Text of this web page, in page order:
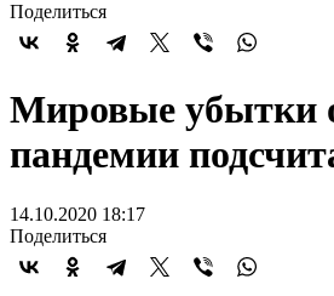
Поделиться
Мировые убытки
пандемии
14.10.2020 18:17
Поделиться